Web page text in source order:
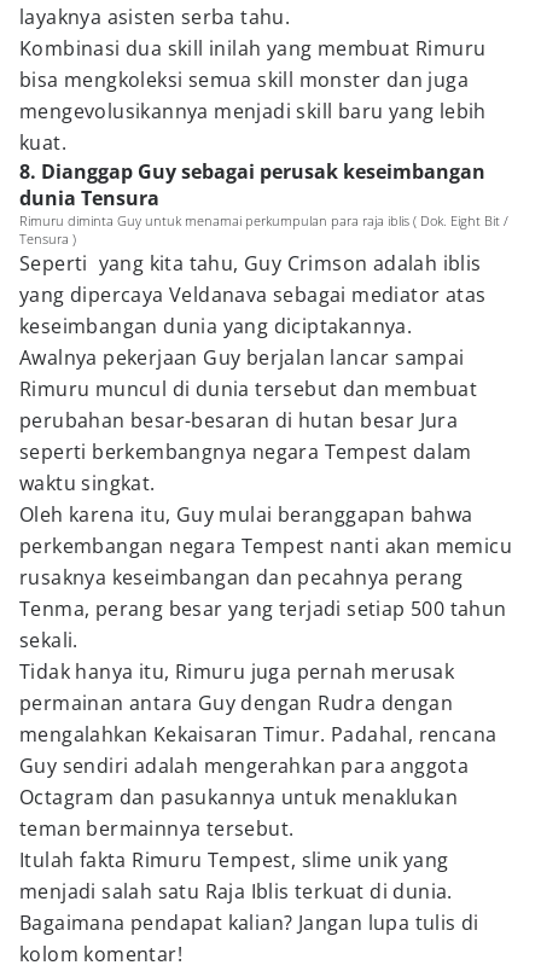
layaknya asisten serba tahu.
Kombinasi dua skill inilah yang membuat Rimuru
bisa mengkoleksi semua skill monster dan juga
mengevolusikannya menjadi skill baru yang lebih
kuat.
8. Dianggap Guy sebagai perusak keseimbangan
dunia Tensura
Rimuru diminta Guy untuk menamai perkumpulan para raja iblis ( Dok. Eight Bit /
Tensura )
Seperti yang kita tahu, Guy Crimson adalah iblis
yang dipercaya Veldanava sebagai mediator atas
keseimbangan dunia yang diciptakannya.
Awalnya pekerjaan Guy berjalan lancar sampai
Rimuru muncul di dunia tersebut dan membuat
perubahan besar-besaran di hutan besar Jura
seperti berkembangnya negara Tempest dalam
waktu singkat.
Oleh karena itu, Guy mulai beranggapan bahwa
perkembangan negara Tempest nanti akan memicu
rusaknya keseimbangan dan pecahnya perang
Tenma, perang besar yang terjadi setiap 500 tahun
sekali.
Tidak hanya itu, Rimuru juga pernah merusak
permainan antara Guy dengan Rudra dengan
mengalahkan Kekaisaran Timur. Padahal, rencana
Guy sendiri adalah mengerahkan para anggota
Octagram dan pasukannya untuk menaklukan
teman bermainnya tersebut.
Itulah fakta Rimuru Tempest, slime unik yang
menjadi salah satu Raja Iblis terkuat di dunia.
Bagaimana pendapat kalian? Jangan lupa tulis di
kolom komentar!